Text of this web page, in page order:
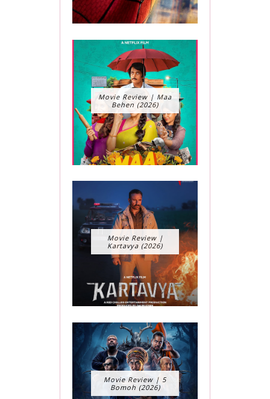
Movie Review | Maa
Behen (2026)
Movie Review |
Kartavya (2026)
Movie Review | 5
Bomoh (2026)